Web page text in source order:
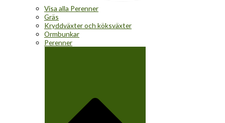
Visa alla Perenner
Gräs
Kryddväxter och köksväxter
Ormbunkar
Perenner